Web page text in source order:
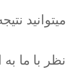
میتوانید
نظر با ما